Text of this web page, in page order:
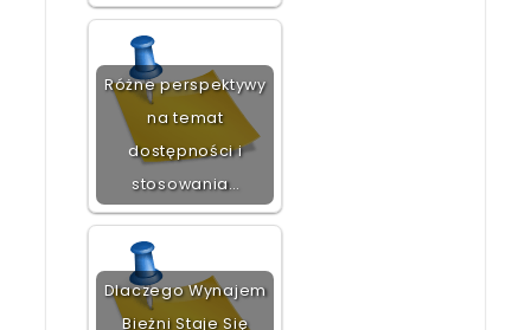
Różne perspektywy
na temat
dostępności i
stosowania…
Dlaczego Wynajem
Bieżni Staje Się